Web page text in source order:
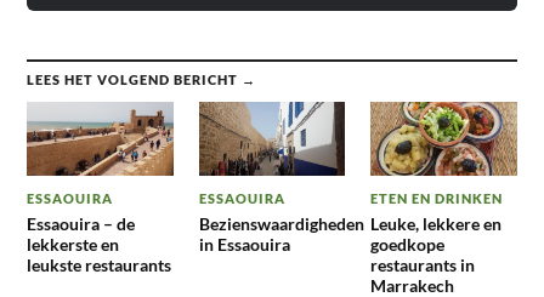
LEES HET VOLGEND BERICHT →
ESSAOUIRA
Essaouira – de
lekkerste en
leukste restaurants
ESSAOUIRA
Bezienswaardigheden
in Essaouira
ETEN EN DRINKEN
Leuke, lekkere en
goedkope
restaurants in
Marrakech